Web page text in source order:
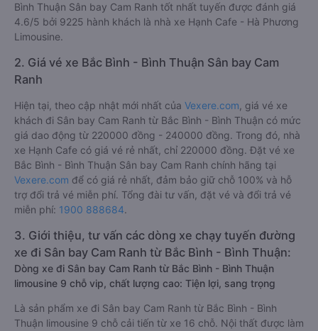
Bình Thuận Sân bay Cam Ranh tốt nhất tuyến được đánh giá
4.6/5 bởi 9225 hành khách là nhà xe Hạnh Cafe - Hà Phương
Limousine.
2. Giá vé xe Bắc Bình - Bình Thuận Sân bay Cam
Ranh
Hiện tại, theo cập nhật mới nhất của Vexere.com , giá vé xe
khách đi Sân bay Cam Ranh từ Bắc Bình - Bình Thuận có mức
giá dao động từ 220000 đồng - 240000 đồng. Trong đó, nhà
xe Hạnh Cafe có giá vé rẻ nhất, chỉ 220000 đồng. Đặt vé xe
Bắc Bình - Bình Thuận Sân bay Cam Ranh chính hãng tại
Vexere.com để có giá rẻ nhất, đảm bảo giữ chỗ 100% và hỗ
trợ đổi trả vé miễn phí. Tổng đài tư vấn, đặt vé và đổi trả vé
miễn phí: 1900 888684.
3. Giới thiệu, tư vấn các dòng xe chạy tuyến đường
xe đi Sân bay Cam Ranh từ Bắc Bình - Bình Thuận:
Dòng xe đi Sân bay Cam Ranh từ Bắc Bình - Bình Thuận
limousine 9 chỗ vip, chất lượng cao: Tiện lợi, sang trọng
Là sản phẩm xe đi Sân bay Cam Ranh từ Bắc Bình - Bình
Thuận limousine 9 chỗ cải tiến từ xe 16 chỗ. Nội thất được làm